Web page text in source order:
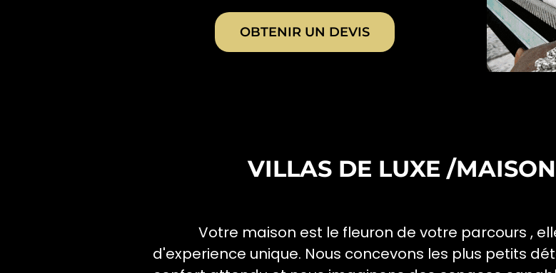
OBTENIR UN DEVIS
VILLAS DE LUXE /
Votre maison est le fleuron de votre parcours ,
d'experience unique. Nous concevons les plus petits